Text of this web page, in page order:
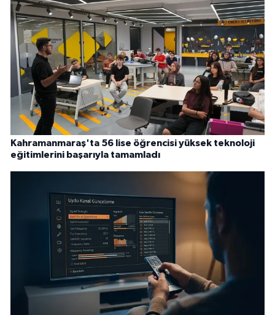
Kahramanmaraş'ta 56 lise öğrencisi yüksek teknoloji
eğitimlerini başarıyla tamamladı